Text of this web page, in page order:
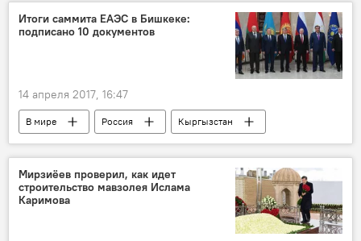
миграционное законодательство РФ
Мигранты
миграционный режим
Итоги саммита ЕАЭС в Бишкеке:
подписано 10 документов
14 апреля 2017, 16:47
В мире Россия
Кыргызстан
Бишкек
ЕАЭС заседание
Мирзиёев проверил, как идет
строительство мавзолея Ислама
Каримова